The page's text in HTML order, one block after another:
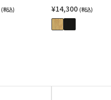
(税込) ¥14,300 (税込)